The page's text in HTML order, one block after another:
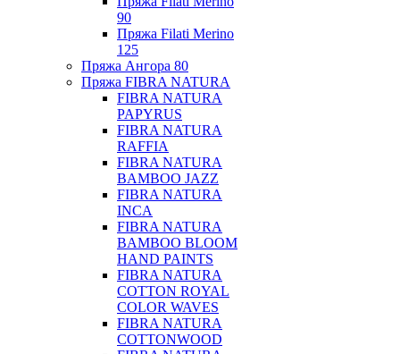
90
Пряжа Filati Merino
125
Пряжа Ангора 80
Пряжа FIBRA NATURA
FIBRA NATURA
PAPYRUS
FIBRA NATURA
RAFFIA
FIBRA NATURA
BAMBOO JAZZ
FIBRA NATURA
INCA
FIBRA NATURA
BAMBOO BLOOM
HAND PAINTS
FIBRA NATURA
COTTON ROYAL
COLOR WAVES
FIBRA NATURA
COTTONWOOD